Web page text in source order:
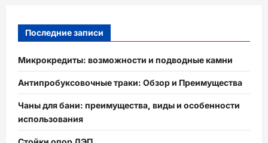
Последние записи
Микрокредиты: возможности и подводные камни
Антипробуксовочные траки: Обзор и Преимущества
Чаны для бани: преимущества, виды и особенности
использования